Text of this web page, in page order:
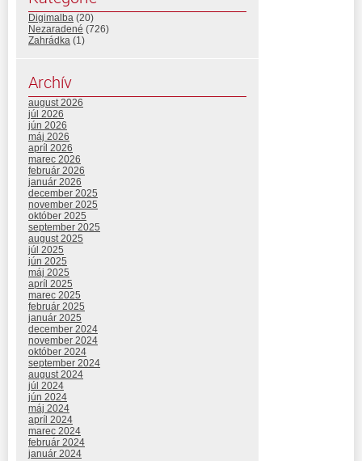
Digimalba (20)
Nezaradené (726)
Zahrádka (1)
Archív
august 2026
júl 2026
jún 2026
máj 2026
apríl 2026
marec 2026
február 2026
január 2026
december 2025
november 2025
október 2025
september 2025
august 2025
júl 2025
jún 2025
máj 2025
apríl 2025
marec 2025
február 2025
január 2025
december 2024
november 2024
október 2024
september 2024
august 2024
júl 2024
jún 2024
máj 2024
apríl 2024
marec 2024
február 2024
január 2024